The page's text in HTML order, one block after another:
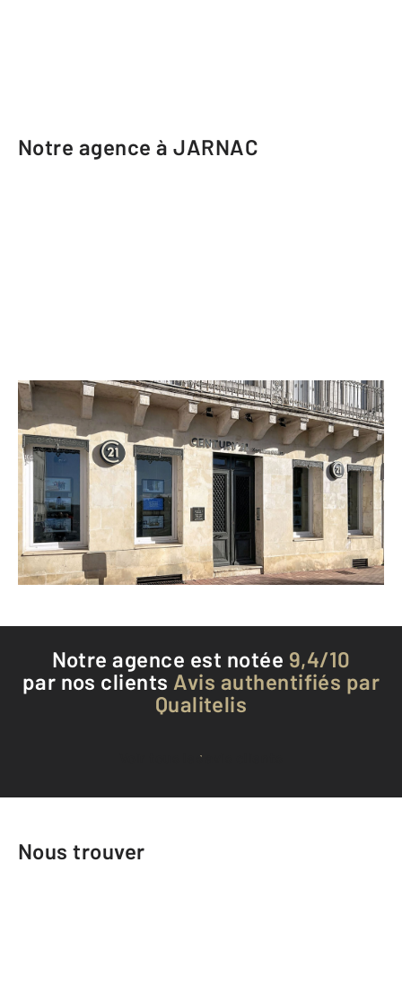
Notre agence à JARNAC
CENTURY 21 Xso Immobilier
17 place du Chateau
JARNAC - 16200
Envoyer un message
Téléphoner à l'agence
Notre agence est notée 9,4/10
par nos clients Avis authentifiés par
Qualitelis
Voir tous les avis clients
Nous trouver